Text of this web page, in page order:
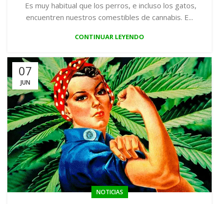
Es muy habitual que los perros, e incluso los gatos,
encuentren nuestros comestibles de cannabis. E...
CONTINUAR LEYENDO
07
JUN
NOTICIAS